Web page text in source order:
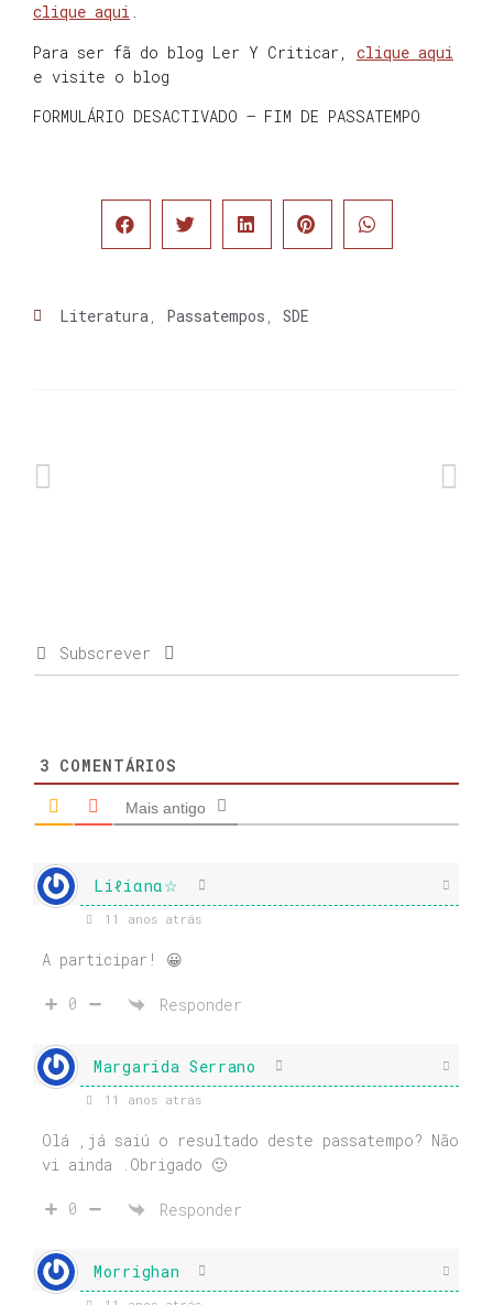
clique aqui .
Para ser fã do blog Ler Y Criticar, clique aqui
e visite o blog
FORMULÁRIO DESACTIVADO – FIM DE PASSATEMPO
Literatura, Passatempos , SDE
Subscrever
3 COMENTÁRIOS
Mais antigo
Liℓiαnα☆
11 anos atrás
A participar! 😀
0 Responder
Margarida Serrano
11 anos atrás
Olá ,já saiú o resultado deste passatempo? Não
vi ainda .Obrigado 🙂
0 Responder
Morrighan